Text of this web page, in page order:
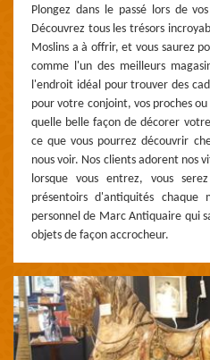
Plongez dans le passé lors de
Découvrez tous les trésors
Moslins a à offrir, et vous saurez
comme l'un des meilleurs
l'endroit idéal pour trouver des
pour votre conjoint, vos proches
quelle belle façon de décorer
ce que vous pourrez découvrir
nous voir. Nos clients adorent nos
lorsque vous entrez, vous
présentoirs d'antiquités
personnel de Marc Antiquaire qui
objets de façon accrocheur.